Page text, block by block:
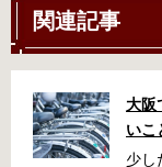
関連記事
大阪
いこ
少し